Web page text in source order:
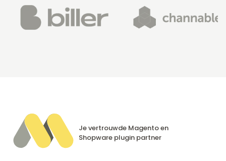
Je vertrouwde Magento en
Shopware plugin partner